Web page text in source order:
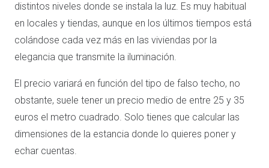
distintos niveles donde se instala la luz. Es muy habitual
en locales y tiendas, aunque en los últimos tiempos está
colándose cada vez más en las viviendas por la
elegancia que transmite la iluminación.
El precio variará en función del tipo de falso techo, no
obstante, suele tener un precio medio de entre 25 y 35
euros el metro cuadrado. Solo tienes que calcular las
dimensiones de la estancia donde lo quieres poner y
echar cuentas.